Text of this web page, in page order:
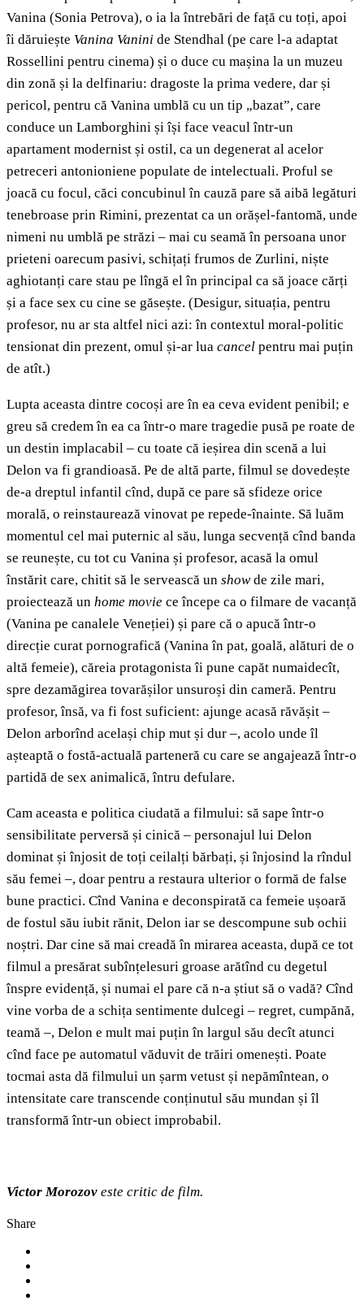
Vanina (Sonia Petrova), o ia la întrebări de față cu toți, apoi
îi dăruiește Vanina Vanini de Stendhal (pe care l-a adaptat
Rossellini pentru cinema) și o duce cu mașina la un muzeu
din zonă și la delfinariu: dragoste la prima vedere, dar și
pericol, pentru că Vanina umblă cu un tip „bazat”, care
conduce un Lamborghini și își face veacul într-un
apartament modernist și ostil, ca un degenerat al acelor
petreceri antonioniene populate de intelectuali. Proful se
joacă cu focul, căci concubinul în cauză pare să aibă legături
tenebroase prin Rimini, prezentat ca un orășel-fantomă, unde
nimeni nu umblă pe străzi – mai cu seamă în persoana unor
prieteni oarecum pasivi, schițați frumos de Zurlini, niște
aghiotanți care stau pe lîngă el în principal ca să joace cărți
și a face sex cu cine se găsește. (Desigur, situația, pentru
profesor, nu ar sta altfel nici azi: în contextul moral-politic
tensionat din prezent, omul și-ar lua cancel pentru mai puțin
de atît.)
Lupta aceasta dintre cocoși are în ea ceva evident penibil; e
greu să credem în ea ca într-o mare tragedie pusă pe roate de
un destin implacabil – cu toate că ieșirea din scenă a lui
Delon va fi grandioasă. Pe de altă parte, filmul se dovedește
de-a dreptul infantil cînd, după ce pare să sfideze orice
morală, o reinstaurează vinovat pe repede-înainte. Să luăm
momentul cel mai puternic al său, lunga secvență cînd banda
se reunește, cu tot cu Vanina și profesor, acasă la omul
înstărit care, chitit să le servească un showde zile mari,
proiectează un home movie ce începe ca o filmare de vacanță
(Vanina pe canalele Veneției) și pare că o apucă într-o
direcție curat pornografică (Vanina în pat, goală, alături de o
altă femeie), căreia protagonista îi pune capăt numaidecît,
spre dezamăgirea tovarășilor unsuroși din cameră. Pentru
profesor, însă, va fi fost suficient: ajunge acasă răvășit –
Delon arborînd același chip mut și dur –, acolo unde îl
așteaptă o fostă-actuală parteneră cu care se angajează într-o
partidă de sex animalică, întru defulare.
Cam aceasta e politica ciudată a filmului: să sape într-o
sensibilitate perversă și cinică – personajul lui Delon
dominat și înjosit de toți ceilalți bărbați, și înjosind la rîndul
său femei –, doar pentru a restaura ulterior o formă de false
bune practici. Cînd Vanina e deconspirată ca femeie ușoară
de fostul său iubit rănit, Delon iar se descompune sub ochii
noștri. Dar cine să mai creadă în mirarea aceasta, după ce tot
filmul a presărat subînțelesuri groase arătînd cu degetul
înspre evidență, și numai el pare că n-a știut să o vadă? Cînd
vine vorba de a schița sentimente dulcegi – regret, cumpănă,
teamă –, Delon e mult mai puțin în largul său decît atunci
cînd face pe automatul văduvit de trăiri omenești. Poate
tocmai asta dă filmului un șarm vetust și nepămîntean, o
intensitate care transcende conținutul său mundan și îl
transformă într-un obiect improbabil.
Victor Morozov este critic de film.
Share